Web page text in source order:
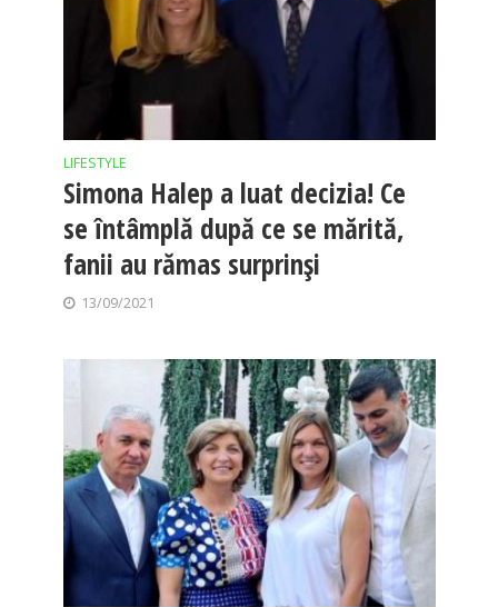
LIFESTYLE
Simona Halep a luat decizia! Ce
se întâmplă după ce se mărită,
fanii au rămas surprinși
13/09/2021